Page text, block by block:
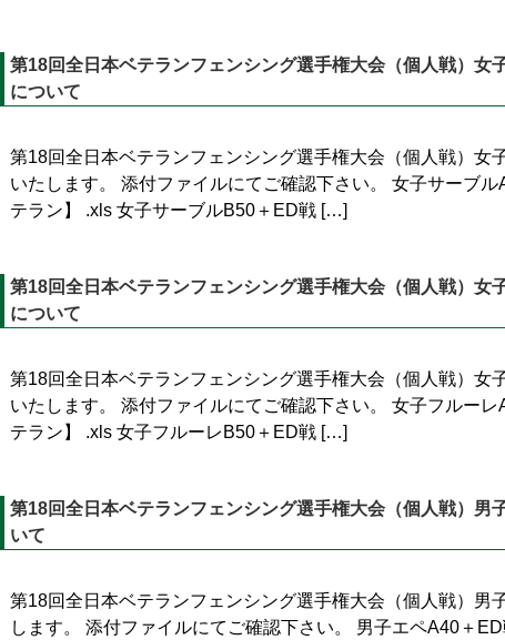
第18回全日本ベテランフェンシング選手権大会（個人戦）
について
第18回全日本ベテランフェンシング選手権大会（個人戦）
いたします。 添付ファイルにてご確認下さい。 女子サーブ
テラン】 .xls 女子サーブルB50＋ED戦 […]
第18回全日本ベテランフェンシング選手権大会（個人戦）
について
第18回全日本ベテランフェンシング選手権大会（個人戦）
いたします。 添付ファイルにてご確認下さい。 女子フルー
テラン】 .xls 女子フルーレB50＋ED戦 […]
第18回全日本ベテランフェンシング選手権大会（個人戦）
いて
第18回全日本ベテランフェンシング選手権大会（個人戦）
します。 添付ファイルにてご確認下さい。 男子エペA40＋